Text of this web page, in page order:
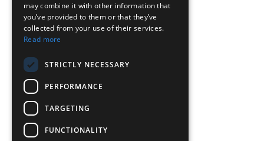
Chr. Lada 44, 12132, Peristeri, Athen
T: 210-5746040, 210-5758849
may combine it with other information that
you’ve provided to them or that they’ve
collected from your use of their services.
Read more
STRICTLY NECESSARY
PERFORMANCE
TARGETING
FUNCTIONALITY